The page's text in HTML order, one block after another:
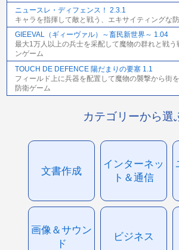
ニュースレ・ディフェンス！ 2.3.1
キャラを指揮して敵と戦う、エキサイティングな
GIEEVAL（ギィーヴァル）～畜民新世界～ 1.04
最大1万人以上の兵士を采配して魔物の群れと戦う
ンゲーム
TOUCH DE DEFENCE 陽だまりの要塞 1.1
フィールド上に兵器を配置して魔物の襲撃から街
防衛ゲーム
カテゴリーから選
文書作成
インターネッ
ト＆通信
画像＆サウン
ド
ビジネス